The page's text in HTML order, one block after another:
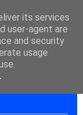
its services
user-agent are
and security
usage